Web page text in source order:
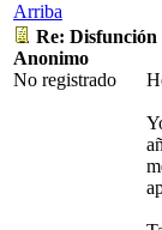
Arriba
Re: Disfunción
Anonimo
No registrado